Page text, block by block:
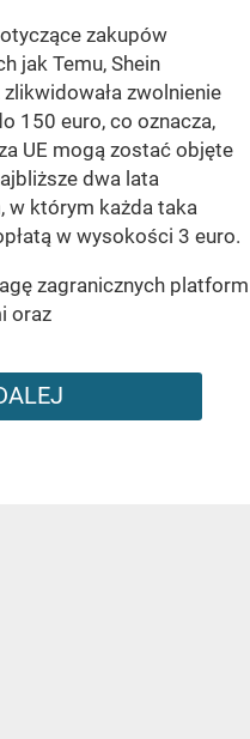
zakupów
jak Temu, Shein
zwolnienie
150 euro, co oznacza,
UE mogą zostać objęte
dwa lata
w którym każda taka
w wysokości 3 euro.
zagranicznych platform
oraz